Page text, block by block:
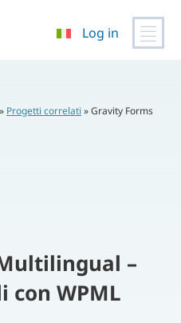
Log in
» Progetti correlati »Gravity Forms
–
con WPML